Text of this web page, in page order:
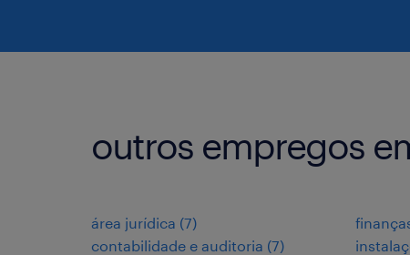
outros empregos
área jurídica (7)
contabilidade e auditoria (7)